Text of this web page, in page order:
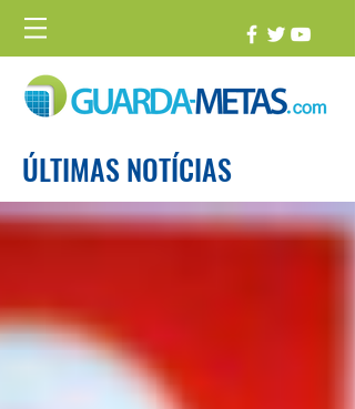
ÚLTIMAS NOTÍCIAS